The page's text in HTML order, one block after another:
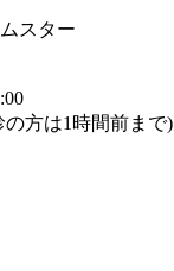
スター
方は1時間前まで)